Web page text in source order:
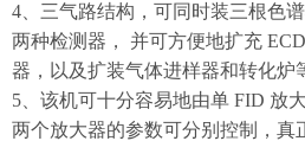
4、三气路结构，可同时装三根色
两种检测器， 并可方便地扩充
器，以及扩装气体进样器和转化炉
5、该机可十分容易地由单 FID 放
两个放大器的参数可分别控制，真